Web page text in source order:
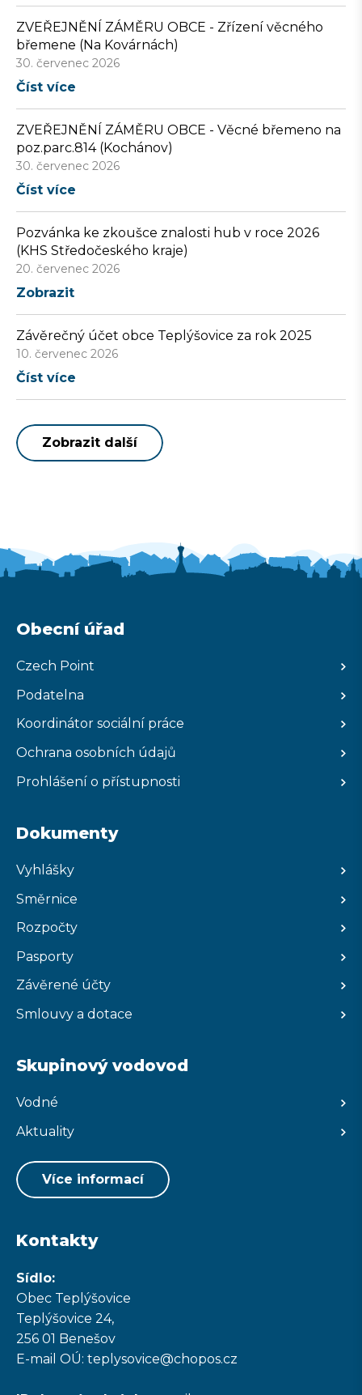
ZVEŘEJNĚNÍ ZÁMĚRU OBCE - Zřízení věcného
břemene (Na Kovárnách)
30. červenec 2026
Číst více
ZVEŘEJNĚNÍ ZÁMĚRU OBCE - Věcné břemeno na
poz.parc.814 (Kochánov)
30. červenec 2026
Číst více
Pozvánka ke zkoušce znalosti hub v roce 2026
(KHS Středočeského kraje)
20. červenec 2026
Zobrazit
Závěrečný účet obce Teplýšovice za rok 2025
10. červenec 2026
Číst více
Zobrazit další
Obecní úřad
Czech Point
Podatelna
Koordinátor sociální práce
Ochrana osobních údajů
Prohlášení o přístupnosti
Dokumenty
Vyhlášky
Směrnice
Rozpočty
Pasporty
Závěrené účty
Smlouvy a dotace
Skupinový vodovod
Vodné
Aktuality
Více informací
Kontakty
Sídlo:
Obec Teplýšovice
Teplýšovice 24,
256 01 Benešov
E-mail OÚ: teplysovice@chopos.cz